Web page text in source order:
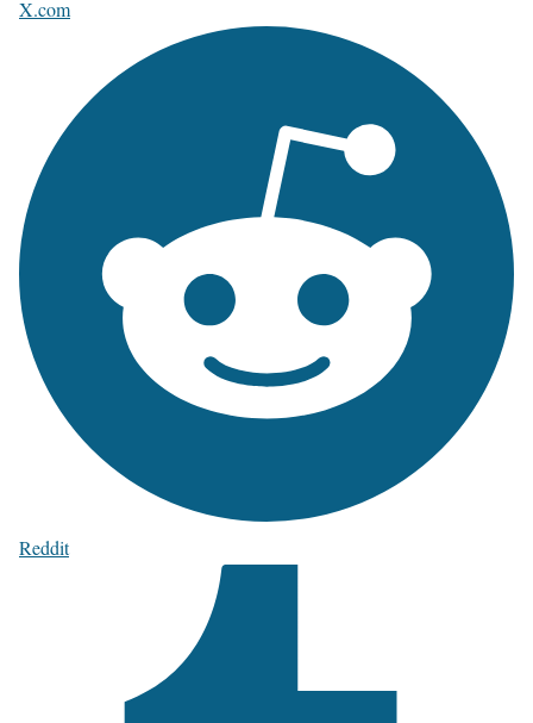
X.com
Reddit